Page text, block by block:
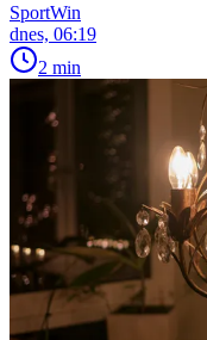
SportWin
dnes, 06:19
2 min